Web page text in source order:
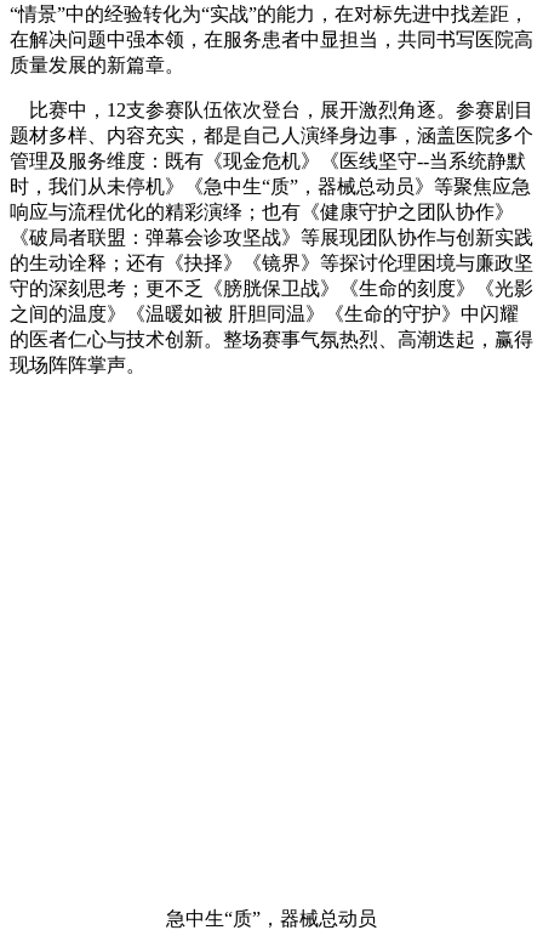
“情景”中的经验转化为“实战”的能力，在对标先进中找差距，
在解决问题中强本领，在服务患者中显担当，共同书写医院高
质量发展的新篇章。
比赛中，12支参赛队伍依次登台，展开激烈角逐。参赛剧目
题材多样、内容充实，都是自己人演绎身边事，涵盖医院多个
管理及服务维度：既有《现金危机》《医线坚守--当系统静默
时，我们从未停机》《急中生“质”，器械总动员》等聚焦应急
响应与流程优化的精彩演绎；也有《健康守护之团队协作》
《破局者联盟：弹幕会诊攻坚战》等展现团队协作与创新实践
的生动诠释；还有《抉择》《镜界》等探讨伦理困境与廉政坚
守的深刻思考；更不乏《膀胱保卫战》《生命的刻度》《光影
之间的温度》《温暖如被 肝胆同温》《生命的守护》中闪耀
的医者仁心与技术创新。整场赛事气氛热烈、高潮迭起，赢得
现场阵阵掌声。
急中生“质”，器械总动员